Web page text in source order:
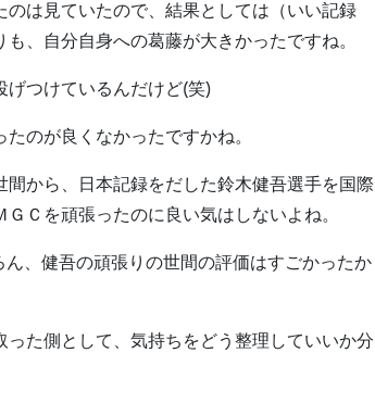
は見ていたので、結果としては（いい記録
、自分自身への葛藤が大きかったですね。
つけているんだけど(笑)
のが良くなかったですかね。
から、日本記録をだした鈴木健吾選手を国際
Ｃを頑張ったのに良い気はしないよね。
、健吾の頑張りの世間の評価はすごかったか
た側として、気持ちをどう整理していいか分